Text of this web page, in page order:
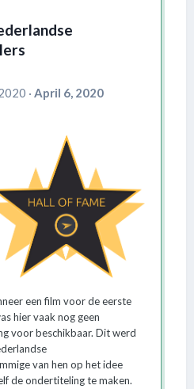
· April 6, 2020
een film voor de eerste
hier vaak nog geen
voor beschikbaar. Dit werd
van hen op het idee
de ondertiteling te maken.